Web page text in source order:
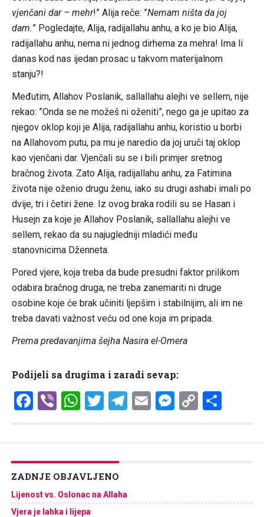
vjenčani dar – mehr!” Alija reče: ”Nemam ništa da joj
dam.” Pogledajte, Alija, radijallahu anhu, a ko je bio Alija,
radijallahu anhu, nema ni jednog dirhema za mehra! Ima li
danas kod nas ijedan prosac u takvom materijalnom
stanju?!
Međutim, Allahov Poslanik, sallallahu alejhi ve sellem, nije
rekao: ”Onda se ne možeš ni oženiti”, nego ga je upitao za
njegov oklop koji je Alija, radijallahu anhu, koristio u borbi
na Allahovom putu, pa mu je naredio da joj uruči taj oklop
kao vjenčani dar. Vjenčali su se i bili primjer sretnog
bračnog života. Zato Alija, radijallahu anhu, za Fatimina
života nije oženio drugu ženu, iako su drugi ashabi imali po
dvije, tri i četiri žene. Iz ovog braka rodili su se Hasan i
Husejn za koje je Allahov Poslanik, sallallahu alejhi ve
sellem, rekao da su najugledniji mladići među
stanovnicima Dženneta.
Pored vjere, koja treba da bude presudni faktor prilikom
odabira bračnog druga, ne treba zanemariti ni druge
osobine koje će brak učiniti ljepšim i stabilnijim, ali im ne
treba davati važnost veću od one koja im pripada.
Prema predavanjima šejha Nasira el-Omera
Podijeli sa drugima i zaradi sevap:
Facebook
ViberWhatsApp
Twitter
Telegram
EmailCopy
ZADNJE OBJAVLJENO
Lijenost vs. Oslonac na Allaha
Vjera je lahka i lijepa